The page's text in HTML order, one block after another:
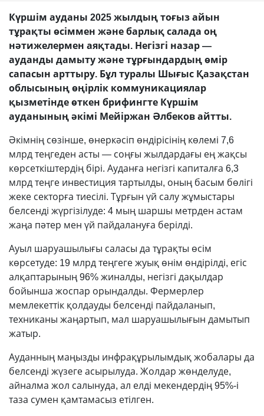
Күршім ауданы 2025 жылдың тоғыз айын
тұрақты өсіммен және барлық салада оң
нәтижелермен аяқтады. Негізгі назар —
ауданды дамыту және тұрғындардың өмір
сапасын арттыру. Бұл туралы Шығыс Қазақстан
облысының өңірлік коммуникациялар
қызметінде өткен брифингте Күршім
ауданының әкімі Мейіржан Әлбеков айтты.
Әкімнің сөзінше, өнеркәсіп өндірісінің көлемі 7,6
млрд теңгеден асты — соңғы жылдардағы ең жақсы
көрсеткіштердің бірі. Ауданға негізгі капиталға 6,3
млрд теңге инвестиция тартылды, оның басым бөлігі
жеке секторға тиесілі. Тұрғын үй салу жұмыстары
белсенді жүргізілуде: 4 мың шаршы метрден астам
жаңа пәтер мен үй пайдалануға берілді.
Ауыл шаруашылығы саласы да тұрақты өсім
көрсетуде: 19 млрд теңгеге жуық өнім өндірілді, егіс
алқаптарының 96% жиналды, негізгі дақылдар
бойынша жоспар орындалды. Фермерлер
мемлекеттік қолдауды белсенді пайдаланып,
техниканы жаңартып, мал шаруашылығын дамытып
жатыр.
Ауданның маңызды инфрақұрылымдық жобалары да
белсенді жүзеге асырылуда. Жолдар жөнделуде,
айналма жол салынуда, ал елді мекендердің 95%-і
таза сумен қамтамасыз етілген.